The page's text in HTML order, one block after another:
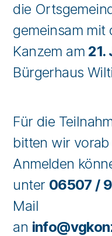
die
gemeinsam mit
Kanzem am 21.
Bürgerhaus
Für die
bitten wir
Anmelden
unter 06507 /
Mail
an